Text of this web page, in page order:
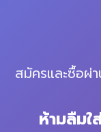
สมัครและซื้อผ่
ห้ามลืม